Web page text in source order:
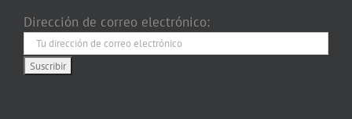
Dirección de correo electrónico: